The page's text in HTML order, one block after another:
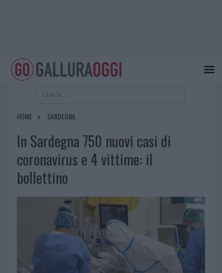
HOME SARDEGNA
In Sardegna 750 nuovi casi di
coronavirus e 4 vittime: il
bollettino